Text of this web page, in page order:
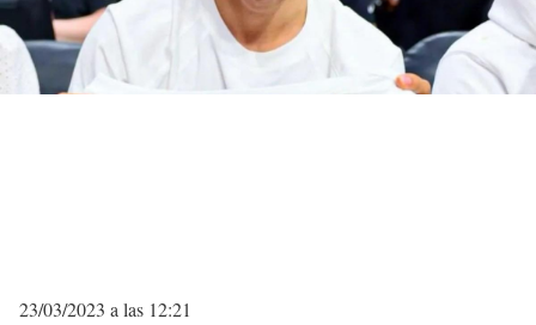
23/03/2023 a las 12:21